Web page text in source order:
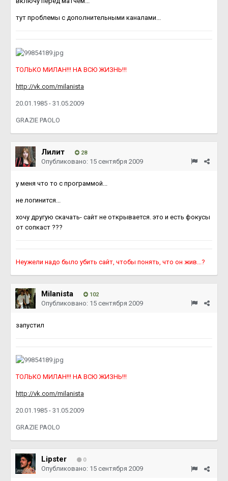
тут проблемы с дополнительными каналами...
ТОЛЬКО МИЛАН!!! НА ВСЮ ЖИЗНЬ!!!
http://vk.com/milanista
20.01.1985 - 31.05.2009
GRAZIE PAOLO
Лилит 28
Опубликовано: 15 сентября 2009
у меня что то с программой...
не логинится...
хочу другую скачать- сайт не открывается. это и есть фокусы
от сопкаст ???
Неужели надо было убить сайт, чтобы понять, что он жив...?
Milanista 102
Опубликовано: 15 сентября 2009
запустил
ТОЛЬКО МИЛАН!!! НА ВСЮ ЖИЗНЬ!!!
http://vk.com/milanista
20.01.1985 - 31.05.2009
GRAZIE PAOLO
Lipster 0
Опубликовано: 15 сентября 2009